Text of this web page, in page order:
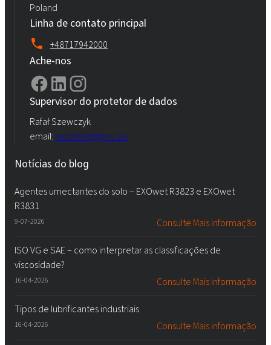
Poland
Linha de contato principal
+48717942000
Ache-nos
Supervisor do protetor de dados
Rafał Szewczyk
email: iod.rokita@pcc.eu
Notícias do blog
Agentes umectantes do solo – EXOwet R3823 e EXOwet
R3831
9-07-2026 Consulte Mais informação
ISO VG e SAE – como interpretar as classificações de
viscosidade?
16-04-2026 Consulte Mais informação
Tipos de lubrificantes industriais
16-04-2026 Consulte Mais informação